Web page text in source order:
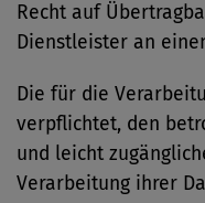
Recht auf
Dienstleister an
Die für die
verpflichtet, den
und leicht
Verarbeitung ihrer